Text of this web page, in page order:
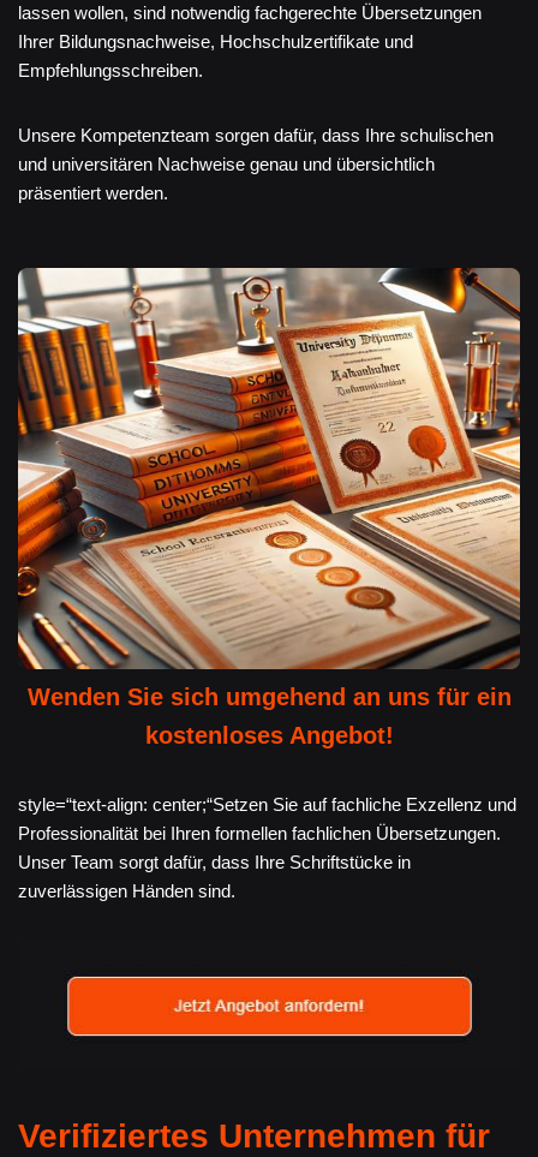
lassen wollen, sind notwendig fachgerechte Übersetzungen
Ihrer Bildungsnachweise, Hochschulzertifikate und
Empfehlungsschreiben.
Unsere Kompetenzteam sorgen dafür, dass Ihre schulischen
und universitären Nachweise genau und übersichtlich
präsentiert werden.
Wenden Sie sich umgehend an uns für ein
kostenloses Angebot!
style=“text-align: center;“Setzen Sie auf fachliche Exzellenz und
Professionalität bei Ihren formellen fachlichen Übersetzungen.
Unser Team sorgt dafür, dass Ihre Schriftstücke in
zuverlässigen Händen sind.
Verifiziertes Unternehmen für